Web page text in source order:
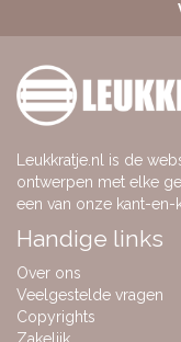
Leukkratje.nl is de
ontwerpen met elke
een van onze kant-en-
Handige links
Over ons
Veelgestelde vragen
Copyrights
Zakelijk